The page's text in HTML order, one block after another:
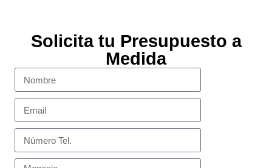
Solicita tu Presupuesto a
Medida